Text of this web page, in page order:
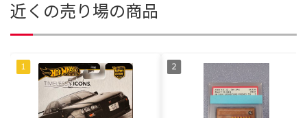
近くの売り場の商品